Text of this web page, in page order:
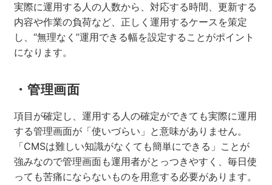
実際に運用する人の人数から、対応する時間、更新する
内容や作業の負荷など、正しく運用するケースを策定
し、“無理なく”運用できる幅を設定することがポイント
になります。
・管理画面
項目が確定し、運用する人の確定ができても実際に運用
する管理画面が「使いづらい」と意味がありません。
「CMSは難しい知識がなくても簡単にできる」ことが
強みなので管理画面も運用者がとっつきやすく、毎日使
っても苦痛にならないものを用意する必要があります。